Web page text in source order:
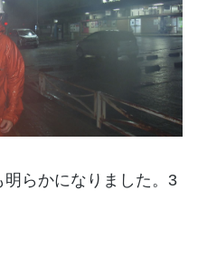
らかになりました。3